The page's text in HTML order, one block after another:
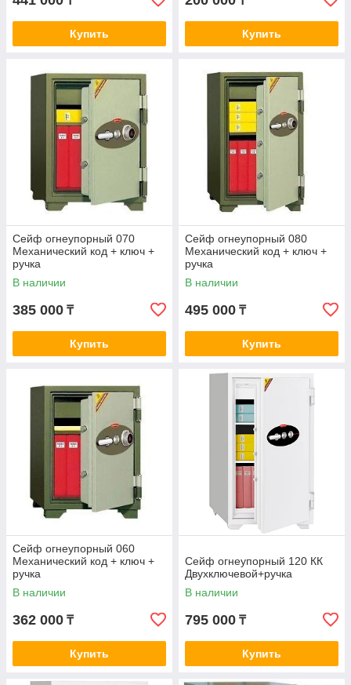
Купить Купить
Сейф огнеупорный 070
Механический код + ключ +
ручка
В наличии
385 000 ₸
Купить
Сейф огнеупорный 080
Механический код + ключ +
ручка
В наличии
495 000 ₸
Купить
Сейф огнеупорный 060
Механический код + ключ +
ручка
В наличии
362 000 ₸
Купить
Сейф огнеупорный 120 КК
Двухключевой+ручка
В наличии
795 000 ₸
Купить